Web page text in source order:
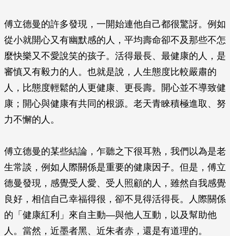
傅立德曼的許多發現，一開始連他自己都很驚訝。例如
從小就開心又有幽默感的人，平均壽命卻不及那些不怎
麼快樂又不愛說笑的孩子。活得最長、最健康的人，是
審慎又有毅力的人。也就是說，人生態度比較嚴肅的
人，比態度輕鬆的人更健康、更長壽。開心並不導致健
康；開心與健康有共同的根源。老天青睞積極進取、努
力不懈的人。
傅立德曼的某些結論，乍聽之下很耳熟，我們以為是老
生常談，例如人際關係是重要的健康因子。但是，傅立
德曼發現，感覺受人愛、受人照顧的人，雖然自我感覺
良好，相信自己幸福得很，卻不見得活得長。人際關係
的「健康紅利」來自主動—與他人互動，以及幫助他
人。當然，近墨者黑、近朱者赤，還是有道理的。